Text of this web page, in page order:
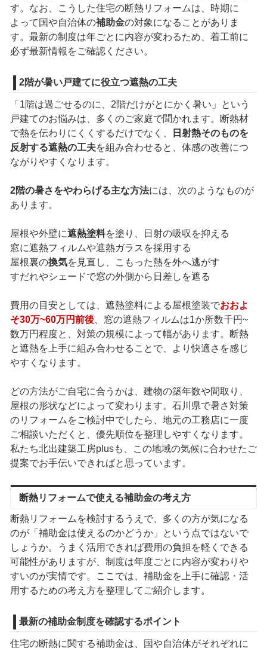
す。なお、こうした住宅の断熱リフォームは、時期に
よって国や自治体の補助金の対象になることがありま
す。最新の制度は年ごとに内容が変わるため、着工前に
必ず最新情報をご確認ください。
2階が暑い戸建てに役立つ遮熱の工夫
「1階は過ごせるのに、2階だけがとにかく暑い」という
戸建てのお悩みは、多くのご家庭で聞かれます。断熱材
で熱を伝わりにくくするだけでなく、
日射熱そのものを
反射する遮熱の工夫を組み合わせると、体感の改善につ
ながりやすくなります。
2階の暑さをやわらげる主な方法には、次のようなものが
あります。
屋根や外壁に遮熱塗料を塗り、日射の吸収を抑える
窓に遮熱フィルムや遮熱ガラスを採用する
屋根裏の換気を見直し、こもった熱を外へ逃がす
すだれやシェードで窓の外側から日差しを遮る
費用の目安としては、遮熱塗料による屋根塗装でおおよ
そ30万~60万円前後、窓の遮熱フィルムは1か所数千円~
数万円程度と、対策の規模によって幅があります。断熱
と遮熱を上手に組み合わせることで、より快適さを感じ
やすくなります。
どの方法がご自宅に合うかは、建物の築年数や間取り、
屋根の形状などによって変わります。石川県で暑さ対策
のリフォームをご検討中でしたら、地元の工務店に一度
ご相談いただくと、優先順位を整理しやすくなります。
私たち北出建築工房plusも、この地域の気候に合わせたご
提案でお手伝いできればと思っています。
断熱リフォームで使える補助金の考え方
断熱リフォームを検討するうえで、多くの方が気になる
のが「補助金は使えるのかどうか」という点ではないで
しょうか。うまく活用できれば費用の負担を軽くできる
可能性がありますが、制度は年度ごとに内容が変わりや
すいのが実情です。ここでは、補助金を上手に確認・活
用するための考え方を整理してご紹介します。
最新の補助金制度を確認するポイント
住宅の断熱に関する補助金は、国や自治体がそれぞれに